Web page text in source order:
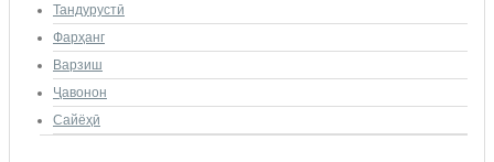
Тандурустӣ
Фарҳанг
Варзиш
Ҷавонон
Сайёҳӣ